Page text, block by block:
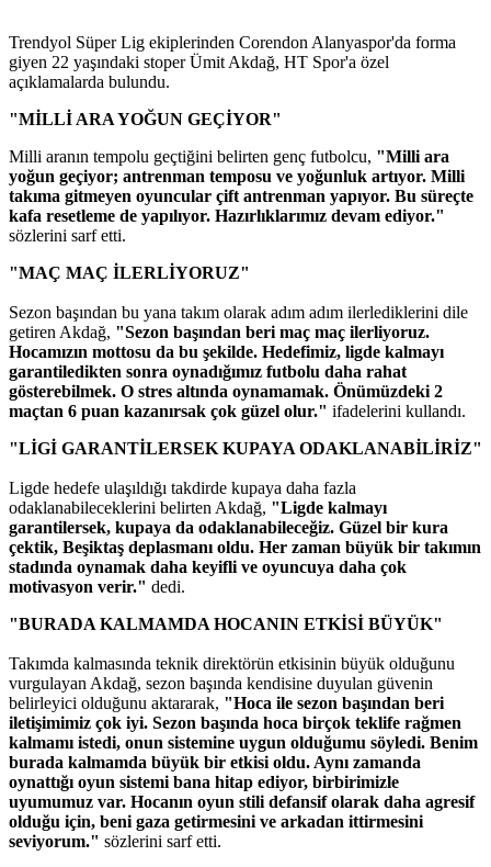
Trendyol Süper Lig ekiplerinden Corendon Alanyaspor'da forma
giyen 22 yaşındaki stoper Ümit Akdağ, HT Spor'a özel
açıklamalarda bulundu.
"MİLLİ ARA YOĞUN GEÇİYOR"
Milli aranın tempolu geçtiğini belirten genç futbolcu, "Milli ara
yoğun geçiyor; antrenman temposu ve yoğunluk artıyor. Milli
takıma gitmeyen oyuncular çift antrenman yapıyor. Bu süreçte
kafa resetleme de yapılıyor. Hazırlıklarımız devam ediyor."
sözlerini sarf etti.
"MAÇ MAÇ İLERLİYORUZ"
Sezon başından bu yana takım olarak adım adım ilerlediklerini dile
getiren Akdağ, "Sezon başından beri maç maç ilerliyoruz.
Hocamızın mottosu da bu şekilde. Hedefimiz, ligde kalmayı
garantiledikten sonra oynadığımız futbolu daha rahat
gösterebilmek. O stres altında oynamamak. Önümüzdeki 2
maçtan 6 puan kazanırsak çok güzel olur." ifadelerini kullandı.
"LİGİ GARANTİLERSEK KUPAYA ODAKLANABİLİRİZ"
Ligde hedefe ulaşıldığı takdirde kupaya daha fazla
odaklanabileceklerini belirten Akdağ, "Ligde kalmayı
garantilersek, kupaya da odaklanabileceğiz. Güzel bir kura
çektik, Beşiktaş deplasmanı oldu. Her zaman büyük bir takımın
stadında oynamak daha keyifli ve oyuncuya daha çok
motivasyon verir." dedi.
"BURADA KALMAMDA HOCANIN ETKİSİ BÜYÜK"
Takımda kalmasında teknik direktörün etkisinin büyük olduğunu
vurgulayan Akdağ, sezon başında kendisine duyulan güvenin
belirleyici olduğunu aktararak, "Hoca ile sezon başından beri
iletişimimiz çok iyi. Sezon başında hoca birçok teklife rağmen
kalmamı istedi, onun sistemine uygun olduğumu söyledi. Benim
burada kalmamda büyük bir etkisi oldu. Aynı zamanda
oynattığı oyun sistemi bana hitap ediyor, birbirimizle
uyumumuz var. Hocanın oyun stili defansif olarak daha agresif
olduğu için, beni gaza getirmesini ve arkadan ittirmesini
seviyorum." sözlerini sarf etti.